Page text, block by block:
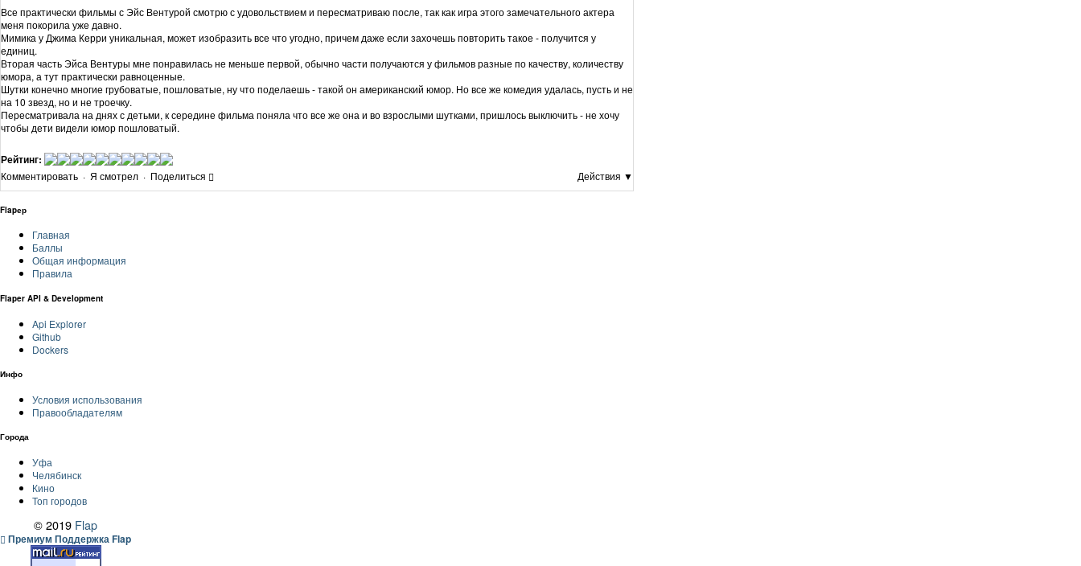
Все практически фильмы с Эйс Вентурой смотрю с удовольствием и пересматриваю после, так как игра этого замечательного актера
меня покорила уже давно.
Мимика у Джима Керри уникальная, может изобразить все что угодно, причем даже если захочешь повторить такое - получится у
единиц.
Вторая часть Эйса Вентуры мне понравилась не меньше первой, обычно части получаются у фильмов разные по качеству, количеству
юмора, а тут практически равноценные.
Шутки конечно многие грубоватые, пошловатые, ну что поделаешь - такой он американский юмор. Но все же комедия удалась, пусть и не
на 10 звезд, но и не троечку.
Пересматривала на днях с детьми, к середине фильма поняла что все же она и во взрослыми шутками, пришлось выключить - не хочу
чтобы дети видели юмор пошловатый.
Рейтинг:
Комментировать · Я смотрел · Поделиться Действия ▼
Flapер
Главная
Баллы
Общая информация
Правила
Flaper API & Development
Api Explorer
Github
Dockers
Инфо
Условия использования
Правообладателям
Города
Уфа
Челябинск
Кино
Топ городов
© 2019 Flap
Премиум Поддержка Flap